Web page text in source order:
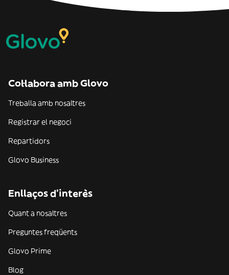
Col·labora amb Glovo
Treballa amb nosaltres
Registrar el negoci
Repartidors
Glovo Business
Enllaços d'interès
Quant a nosaltres
Preguntes freqüents
Glovo Prime
Blog